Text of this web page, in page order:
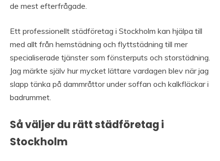
de mest efterfrågade.
Ett professionellt städföretag i Stockholm kan hjälpa till
med allt från hemstädning och flyttstädning till mer
specialiserade tjänster som fönsterputs och storstädning.
Jag märkte själv hur mycket lättare vardagen blev när jag
slapp tänka på dammråttor under soffan och kalkfläckar i
badrummet.
Så väljer du rätt städföretag i
Stockholm